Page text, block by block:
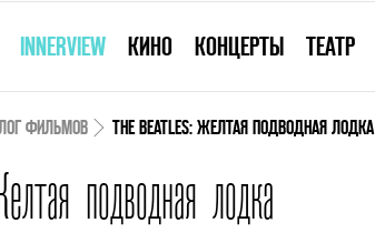
INNERVIEW КИНО КОНЦЕРТЫ ТЕАТР
ФИЛЬМОВ THE BEATLES: ЖЕЛТАЯ ПОДВОДНАЯ ЛОДКА
подводная лодка